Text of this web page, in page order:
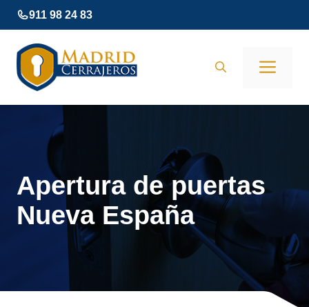
Saltar
al
contenido
911 98 24 83
Apertura de puertas
Nueva España